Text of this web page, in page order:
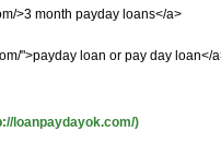
>3 month payday loans</a>
">payday loan or pay day loan</
loanpaydayok.com/)